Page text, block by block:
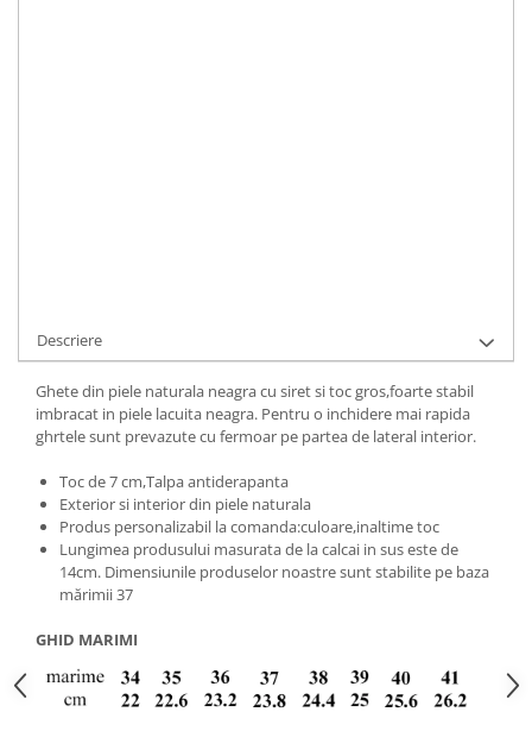
Descriere
Ghete din piele naturala neagra cu siret si toc gros,foarte stabil
imbracat in piele lacuita neagra. Pentru o inchidere mai rapida
ghrtele sunt prevazute cu fermoar pe partea de lateral interior.
Toc de 7 cm,Talpa antiderapanta
Exterior si interior din piele naturala
Produs personalizabil la comanda:culoare,inaltime toc
Lungimea produsului masurata de la calcai in sus este de
14cm. Dimensiunile produselor noastre sunt stabilite pe baza
mărimii 37
GHID MARIMI